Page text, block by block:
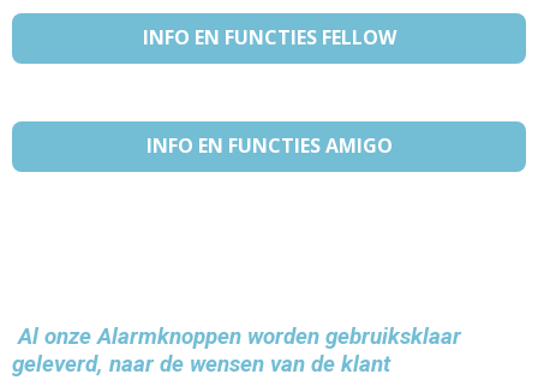
INFO EN FUNCTIES FELLOW
INFO EN FUNCTIES AMIGO
Al onze Alarmknoppen worden gebruiksklaar
geleverd, naar de wensen van de klant